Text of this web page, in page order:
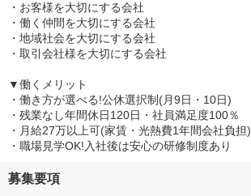
・お客様を大切にする会社
・働く仲間を大切にする会社
・地域社会を大切にする会社
・取引会社様を大切にする会社
▼働くメリット
・働き方が選べる!公休選択制(月9日・10日)
・残業なし年間休日120日・社員満足度100％
・月給27万以上可(家賃・光熱費1年間会社負担)
・職場見学OK!入社後は安心の研修制度あり
募集要項